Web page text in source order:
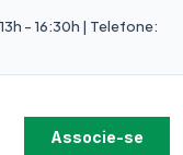
- 16:30h | Telefone:
Associe-se